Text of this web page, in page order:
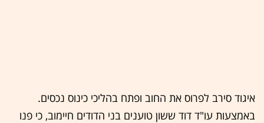
איגוד סירב לפרוס את החוב ופתח בהליכי כינוס נכסים.
באמצעות עו"ד דוד ששון טוענים בני הדודים חיימוב, כי פנו